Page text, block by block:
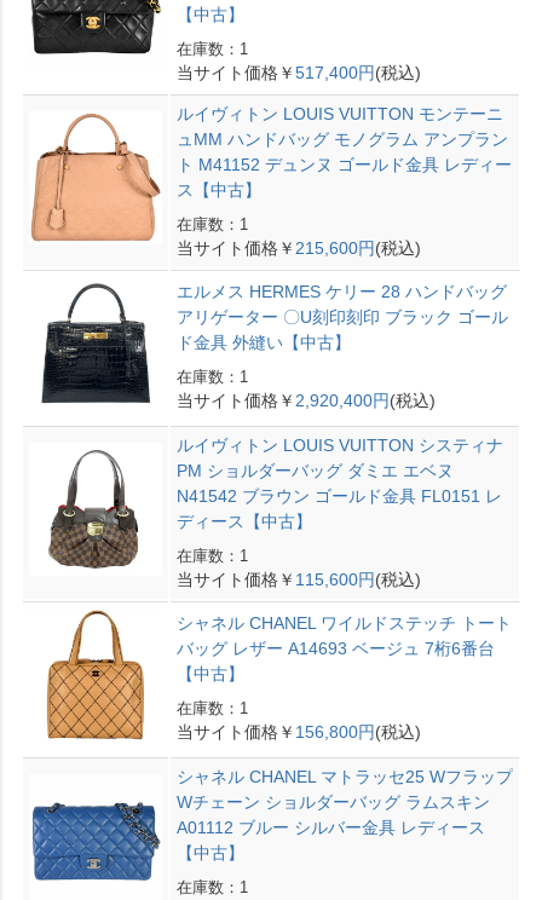
【中古】
在庫数：1
当サイト価格￥517,400円(税込)
ルイヴィトン LOUIS VUITTON モンテーニ
ュMM ハンドバッグ モノグラム アンプラン
ト M41152 デュンヌ ゴールド金具 レディー
ス【中古】
在庫数：1
当サイト価格￥ 215,600円(税込)
エルメス HERMES ケリー 28 ハンドバッグ
アリゲーター 〇U刻印刻印 ブラック ゴール
ド金具 外縫い【中古】
在庫数：1
当サイト価格￥ 2,920,400円(税込)
ルイヴィトン LOUIS VUITTON システィナ
PM ショルダーバッグ ダミエ エベヌ
N41542 ブラウン ゴールド金具 FL0151 レ
ディース【中古】
在庫数：1
当サイト価格￥ 115,600円(税込)
シャネル CHANEL ワイルドステッチ トート
バッグ レザー A14693 ベージュ 7桁6番台
【中古】
在庫数：1
当サイト価格￥ 156,800円(税込)
シャネル CHANEL マトラッセ25 Wフラップ
Wチェーン ショルダーバッグ ラムスキン
A01112 ブルー シルバー金具 レディース
【中古】
在庫数：1